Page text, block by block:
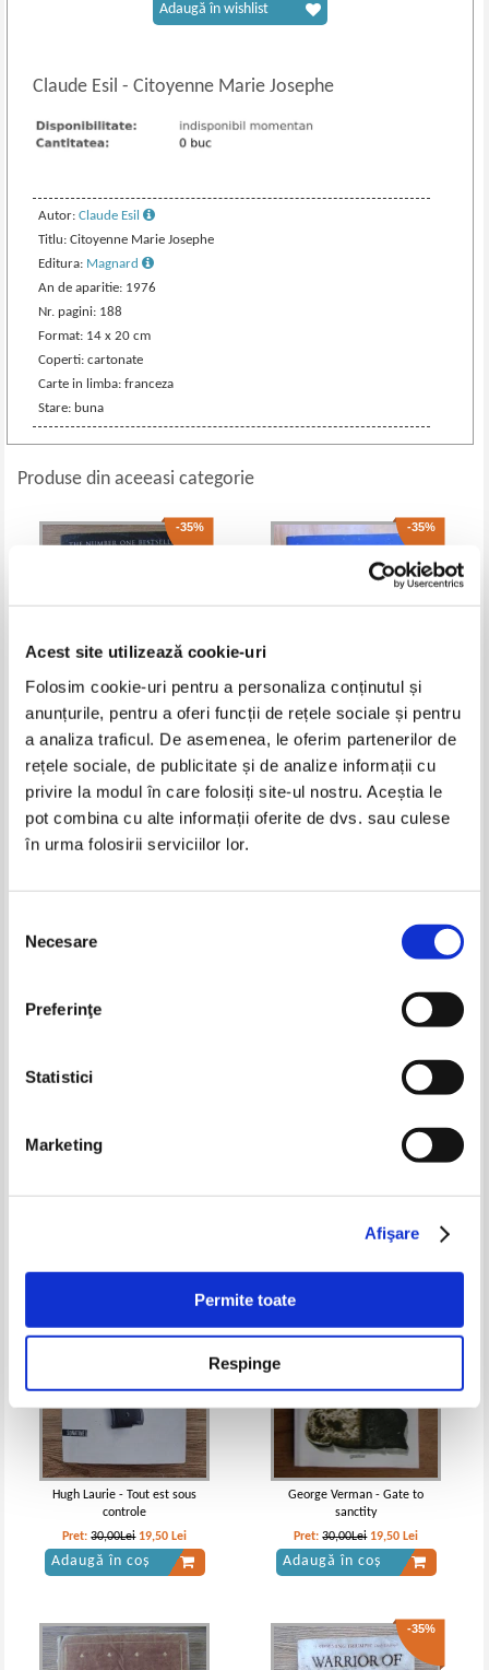
Acest site utilizează cookie-uri
Folosim cookie-uri pentru a personaliza conținutul și
anunțurile, pentru a oferi funcții de rețele sociale și pentru
a analiza traficul. De asemenea, le oferim partenerilor de
rețele sociale, de publicitate și de analize informații cu
privire la modul în care folosiți site-ul nostru. Aceștia le
pot combina cu alte informații oferite de dvs. sau culese
în urma folosirii serviciilor lor.
consimțământului
Necesare
Preferinţe
Statistici
Marketing
Afişare
Permite toate
Respinge
Claude Esil- Citoyenne Marie Josephe
Autor:Claude Esil
Titlu: Citoyenne Marie Josephe
Editura: Magnard
An de aparitie: 1976
Nr. pagini: 188
Format: 14 x 20 cm
Coperti: cartonate
Carte in limba: franceza
Stare: buna
Adaugă în wishlist
Produse din aceeasi categorie
-35%
Jeffrey Archer - Paths of glory
Pret:34,00Lei 22,10 Lei
Adaugă în coș
-35%
Leonard Mlodinow - Stephen
Hawking. A Memoir of
Friendship and Physics
Pret:45,00Lei 29,25 Lei
Adaugă în coș
-35%
Adaugă în coș
-25%
Bernard Clavel - La saison des
Adaugă în coș
Hugh Laurie - Tout est sous
controle
Pret:30,00Lei 19,50 Lei
Adaugă în coș
George Verman - Gate to
sanctity
Pret:30,00Lei 19,50 Lei
Adaugă în coș
-35%